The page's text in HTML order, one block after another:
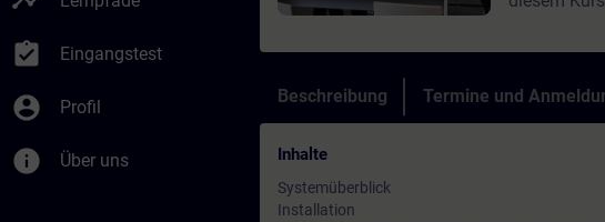
assignment_turned_in Eingangstest
account_circle Profil
info Über uns
Sie sich
Geräte.
Beschreibung Termine und
Inhalte
Systemüberblick
Installation